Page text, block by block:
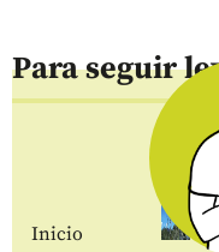
Para seguir
Inicio